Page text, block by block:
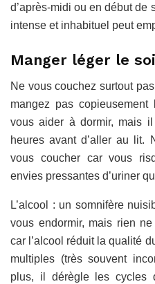
d’après-midi ou en début de
intense et inhabituel peut
Manger léger le
Ne vous couchez surtout
mangez pas
vous aider à dormir, mais
heures avant d’aller au lit.
vous coucher car vous
envies pressantes d’uriner
L’alcool : un somnifère
vous endormir, mais rien
car l’alcool réduit la qualité
multiples (très souvent
plus, il dérègle les cycles